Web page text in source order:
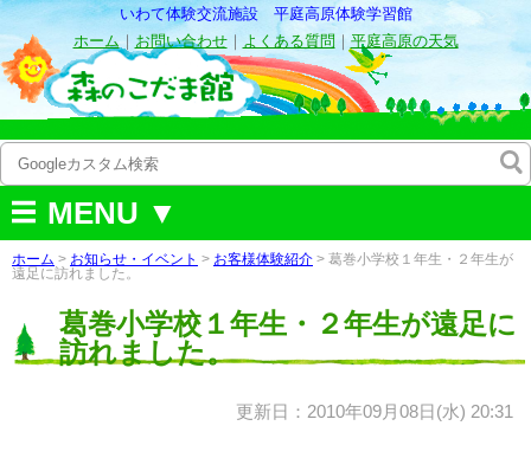
いわて体験交流施設 平庭高原体験学習館
ホーム｜ お問い合わせ｜ よくある質問 ｜ 平庭高原の天気
MENU ▼
ホーム > お知らせ・イベント > お客様体験紹介 > 葛巻小学校１年生・２年生が
遠足に訪れました。
葛巻小学校１年生・２年生が遠足に
訪れました。
更新日：2010年09月08日(水) 20:31